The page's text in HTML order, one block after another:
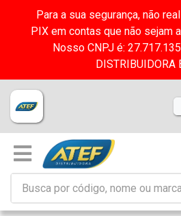
Para a sua segurança, não
PIX em contas que não sejam
Nosso CNPJ é:
DISTRIBUIDORA